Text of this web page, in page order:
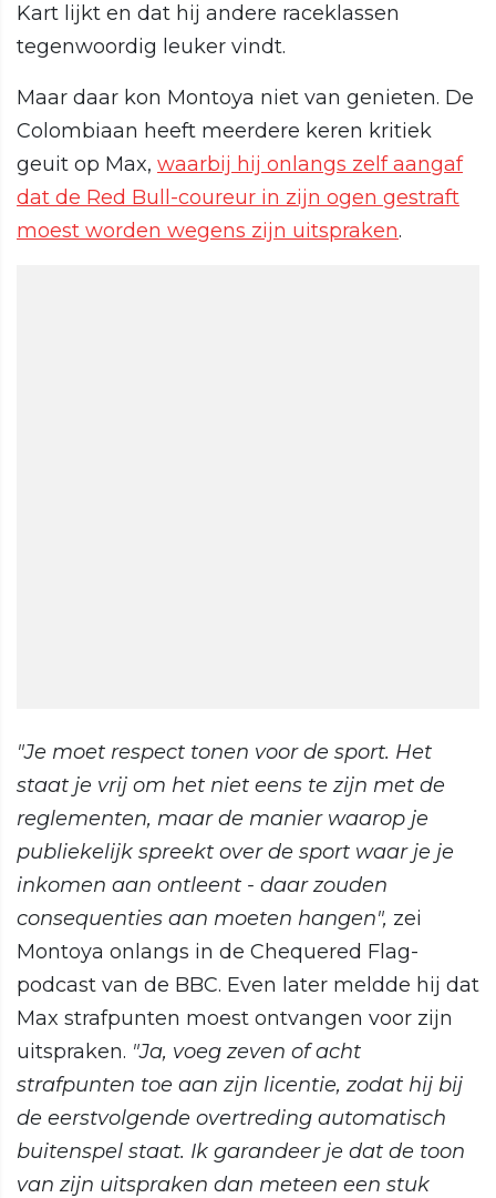
Kart lijkt en dat hij andere raceklassen
tegenwoordig leuker vindt.
Maar daar kon Montoya niet van genieten. De
Colombiaan heeft meerdere keren kritiek
geuit op Max, waarbij hij onlangs zelf aangaf
dat de Red Bull-coureur in zijn ogen gestraft
moest worden wegens zijn uitspraken.
"Je moet respect tonen voor de sport. Het
staat je vrij om het niet eens te zijn met de
reglementen, maar de manier waarop je
publiekelijk spreekt over de sport waar je je
inkomen aan ontleent - daar zouden
consequenties aan moeten hangen", zei
Montoya onlangs in de Chequered Flag-
podcast van de BBC. Even later meldde hij dat
Max strafpunten moest ontvangen voor zijn
uitspraken. "Ja, voeg zeven of acht
strafpunten toe aan zijn licentie, zodat hij bij
de eerstvolgende overtreding automatisch
buitenspel staat. Ik garandeer je dat de toon
van zijn uitspraken dan meteen een stuk